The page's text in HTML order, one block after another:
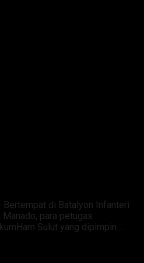
Bertempat di Batalyon Infanteri
para petugas
Sulut yang dipimpin ...